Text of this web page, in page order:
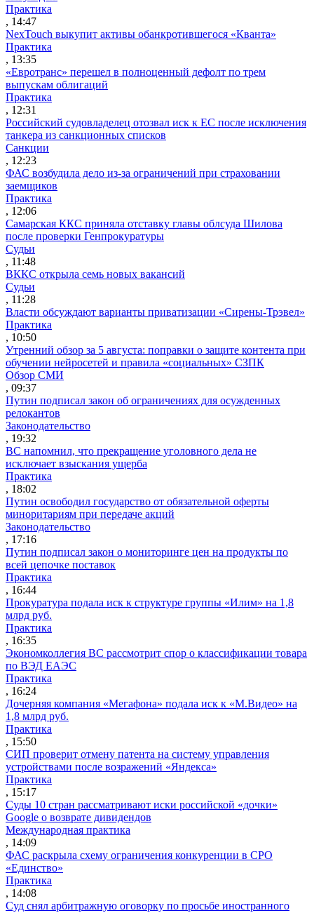
Практика
, 14:47
NexTouch выкупит активы обанкротившегося «Кванта»
Практика
, 13:35
«Евротранс» перешел в полноценный дефолт по трем
выпускам облигаций
Практика
, 12:31
Российский судовладелец отозвал иск к ЕС после исключения
танкера из санкционных списков
Санкции
, 12:23
ФАС возбудила дело из-за ограничений при страховании
заемщиков
Практика
, 12:06
Самарская ККС приняла отставку главы облсуда Шилова
после проверки Генпрокуратуры
Судьи
, 11:48
ВККС открыла семь новых вакансий
Судьи
, 11:28
Власти обсуждают варианты приватизации «Сирены-Трэвел»
Практика
, 10:50
Утренний обзор за 5 августа: поправки о защите контента при
обучении нейросетей и правила «социальных» СЗПК
Обзор СМИ
, 09:37
Путин подписал закон об ограничениях для осужденных
релокантов
Законодательство
, 19:32
ВС напомнил, что прекращение уголовного дела не
исключает взыскания ущерба
Практика
, 18:02
Путин освободил государство от обязательной оферты
миноритариям при передаче акций
Законодательство
, 17:16
Путин подписал закон о мониторинге цен на продукты по
всей цепочке поставок
Практика
, 16:44
Прокуратура подала иск к структуре группы «Илим» на 1,8
млрд руб.
Практика
, 16:35
Экономколлегия ВС рассмотрит спор о классификации товара
по ВЭД ЕАЭС
Практика
, 16:24
Дочерняя компания «Мегафона» подала иск к «М.Видео» на
1,8 млрд руб.
Практика
, 15:50
СИП проверит отмену патента на систему управления
устройствами после возражений «Яндекса»
Практика
, 15:17
Суды 10 стран рассматривают иски российской «дочки»
Google о возврате дивидендов
Международная практика
, 14:09
ФАС раскрыла схему ограничения конкуренции в СРО
«Единство»
Практика
, 14:08
Суд снял арбитражную оговорку по просьбе иностранного